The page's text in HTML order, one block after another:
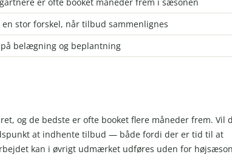
en stor forskel, når tilbud sammenlignes
belægning og beplantning
og de bedste er ofte booket flere måneder frem. Vil
at indhente tilbud — både fordi der er tid til at
kan i øvrigt udmærket udføres uden for